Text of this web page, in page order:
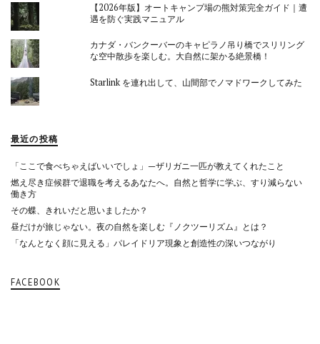
【2026年版】オートキャンプ場の熊対策完全ガイド｜遭
遇を防ぐ実践マニュアル
カナダ・バンクーバーのキャピラノ吊り橋でスリリング
な空中散歩を楽しむ。大自然に架かる絶景橋！
Starlink を連れ出して、山間部でノマドワークしてみた
最近の投稿
「ここで食べちゃえばいいでしょ」—ザリガニ一匹が教えてくれたこと
燃え尽き症候群で退職を考えるあなたへ。自然と哲学に学ぶ、すり減らない
働き方
その蝶、きれいだと思いましたか？
昼だけが旅じゃない。夜の自然を楽しむ『ノクツーリズム』とは？
「なんとなく顔に見える」パレイドリア現象と創造性の深いつながり
FACEBOOK